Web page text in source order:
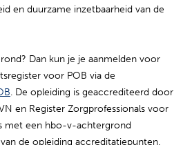
en duurzame inzetbaarheid van de
Dan kun je je aanmelden voor
voor POB via de
(opent in nieuw tabblad)
. De opleiding is geaccrediteerd door
en Register Zorgprofessionals voor
met een hbo-v-achtergrond
de opleiding accreditatiepunten.